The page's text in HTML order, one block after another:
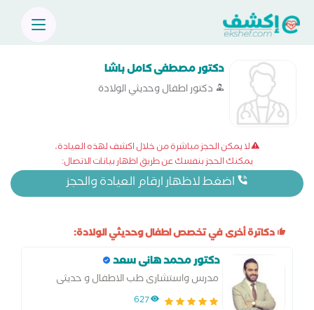
دكتور مصطفى كامل باشا
دكتور اطفال وحديثي الولادة
لا يمكن الحجز مباشرة من خلال اكشف لهذه العيادة،
يمكنك الحجز بنفسك عن طريق اظهار بيانات الاتصال:
اضغط لاظهار ارقام العيادة والحجز
دكاترة أخرى في تخصص اطفال وحديثي الولادة:
دكتور محمد هانى سعد
مدرس واستشارى طب الاطفال و حديثى
الولاده جامعه الإسكندرية
627